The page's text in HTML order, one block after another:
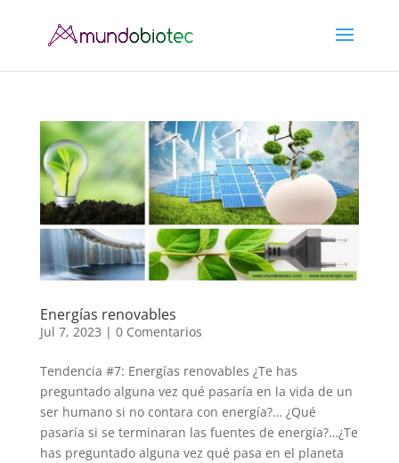
Energías renovables
Jul 7, 2023 | 0 Comentarios
Tendencia #7: Energías renovables ¿Te has
preguntado alguna vez qué pasaría en la vida de un
ser humano si no contara con energía?… ¿Qué
pasaría si se terminaran las fuentes de energía?…¿Te
has preguntado alguna vez qué pasa en el planeta